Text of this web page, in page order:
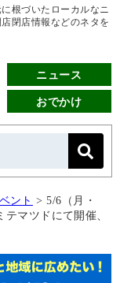
根づいたローカルなニ
閉店情報などのネタを
ニュース
おでかけ
ント > 5/6（月・
マツドにて開催、